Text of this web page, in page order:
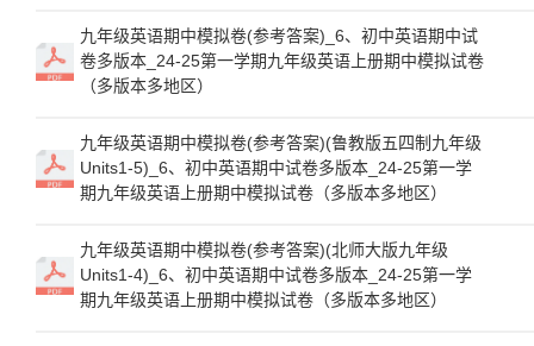
九年级英语期中模拟卷(参考答案)_6、初中英语期中试
卷多版本_24-25第一学期九年级英语上册期中模拟试卷
（多版本多地区）
九年级英语期中模拟卷(参考答案)(鲁教版五四制九年级
Units1-5)_6、初中英语期中试卷多版本_24-25第一学
期九年级英语上册期中模拟试卷（多版本多地区）
九年级英语期中模拟卷(参考答案)(北师大版九年级
Units1-4)_6、初中英语期中试卷多版本_24-25第一学
期九年级英语上册期中模拟试卷（多版本多地区）